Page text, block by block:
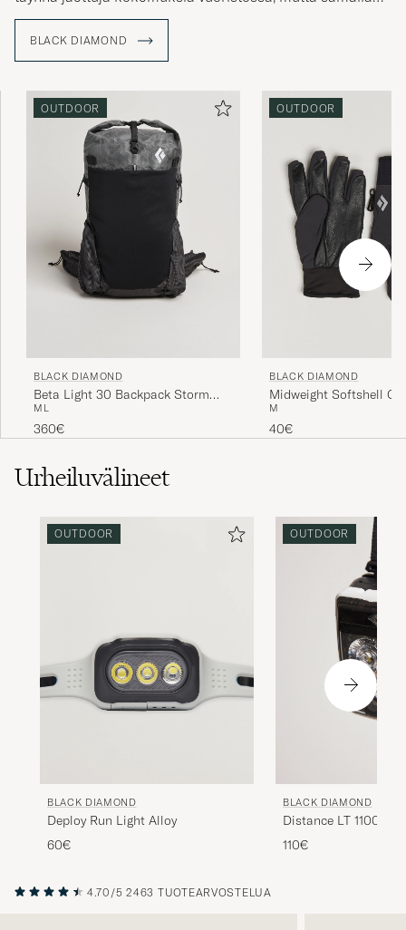
joka perustettiin 50-luvun lopulla. Chouinard Equipment
valmisti vuoristovarusteita, jotka tuolloin yhtyivät
Diamond perustettiin vuonna 1989, kun Chouinard
Equipmentin työntekijät ostivat merkin. Black Diamondin
taustalla oleva historia ja perinne elää vielä tänäkin
päivänä haluna muuttaa vuorikiipeilyn etiikkaa, samalla
tavalla kuin Chouinard Equipment.
BLACK DIAMOND
OUTDOOR
BLACK DIAMOND
Beta Light 30 Backpack Storm
Gray
M L
360€
OUTDOOR
BLACK DIAMOND
Midweight Softshell
M
40€
Urheiluvälineet
OUTDOOR
BLACK DIAMOND
Deploy Run Light Alloy
60€
OUTDOOR
BLACK DIAMOND
Distance LT 1100
Alloy
110€
4.70/5 2463 TUOTEARVOSTELUA